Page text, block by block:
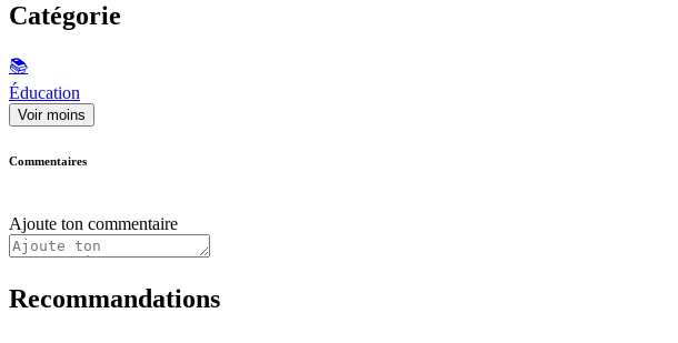
Catégorie
📚
Éducation
Voir moins
Commentaires
Ajoute ton commentaire
Recommandations